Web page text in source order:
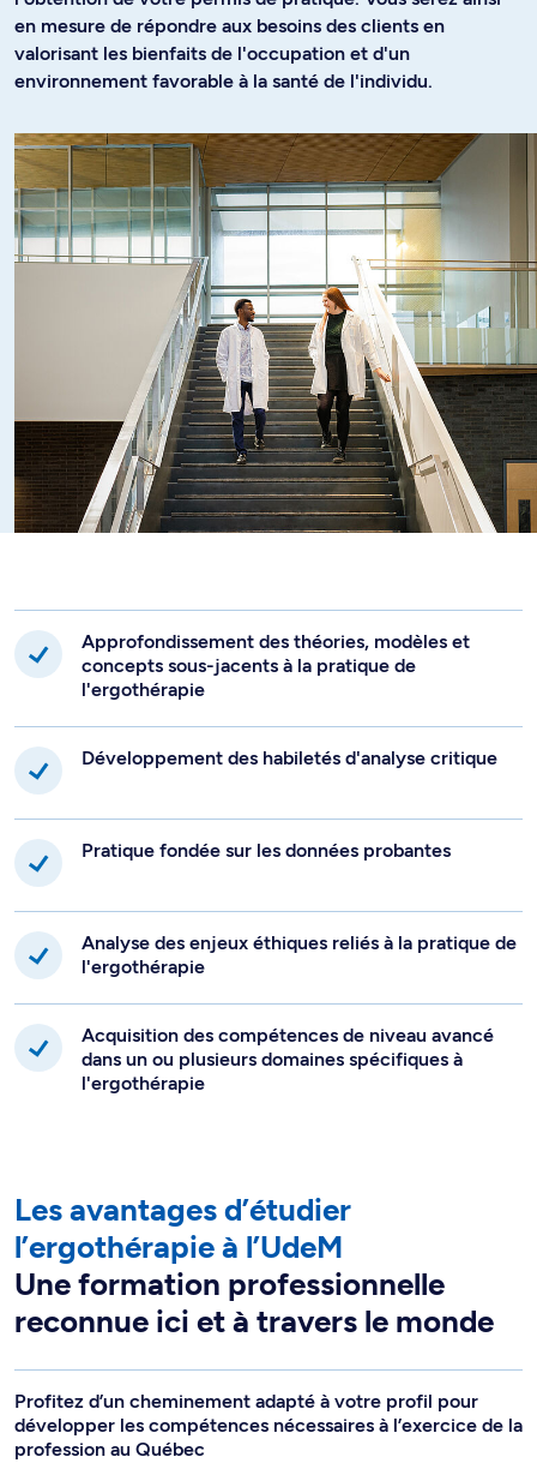
en mesure de répondre aux besoins des clients en
valorisant les bienfaits de l'occupation et d'un
environnement favorable à la santé de l'individu.
Approfondissement des théories, modèles et
concepts sous-jacents à la pratique de
l'ergothérapie
Développement des habiletés d'analyse critique
Pratique fondée sur les données probantes
Analyse des enjeux éthiques reliés à la pratique de
l'ergothérapie
Acquisition des compétences de niveau avancé
dans un ou plusieurs domaines spécifiques à
l'ergothérapie
Les avantages d’étudier
l’ergothérapie à l’UdeM
Une formation professionnelle
reconnue ici et à travers le monde
Profitez d’un cheminement adapté à votre profil pour
développer les compétences nécessaires à l’exercice de la
profession au Québec